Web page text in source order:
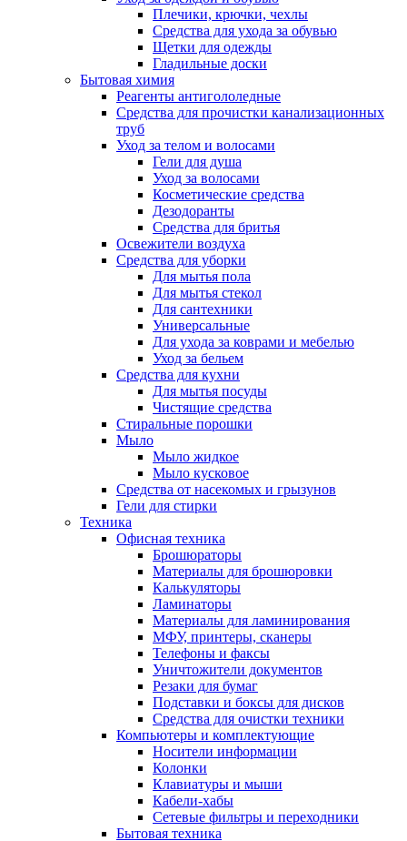
Плечики, крючки, чехлы
Средства для ухода за обувью
Щетки для одежды
Гладильные доски
Бытовая химия
Реагенты антигололедные
Средства для прочистки канализационных
труб
Уход за телом и волосами
Гели для душа
Уход за волосами
Косметические средства
Дезодоранты
Средства для бритья
Освежители воздуха
Средства для уборки
Для мытья пола
Для мытья стекол
Для сантехники
Универсальные
Для ухода за коврами и мебелью
Уход за бельем
Средства для кухни
Для мытья посуды
Чистящие средства
Стиральные порошки
Мыло
Мыло жидкое
Мыло кусковое
Средства от насекомых и грызунов
Гели для стирки
Техника
Офисная техника
Брошюраторы
Материалы для брошюровки
Калькуляторы
Ламинаторы
Материалы для ламинирования
МФУ, принтеры, сканеры
Телефоны и факсы
Уничтожители документов
Резаки для бумаг
Подставки и боксы для дисков
Средства для очистки техники
Компьютеры и комплектующие
Носители информации
Колонки
Клавиатуры и мыши
Кабели-хабы
Сетевые фильтры и переходники
Бытовая техника